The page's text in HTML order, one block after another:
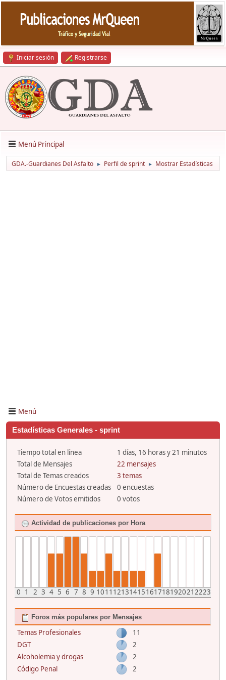
Iniciar sesión Registrarse
Menú Principal
GDA.-Guardianes Del Asfalto ► Perfil de sprint ► Mostrar Estadísticas
Menú
Estadísticas Generales - sprint
Tiempo total en línea
1 días, 16 horas y 21 minutos
Total de Mensajes
22 mensajes
Total de Temas creados
3 temas
Número de Encuestas creadas
0 encuestas
Número de Votos emitidos
0 votos
Actividad de publicaciones por Hora
0 1 2 3 4 5 6 7 8 9 1011 121314151617181920212223
Foros más populares por Mensajes
Temas Profesionales
11
DGT
2
Alcoholemia y drogas
2
Código Penal
2